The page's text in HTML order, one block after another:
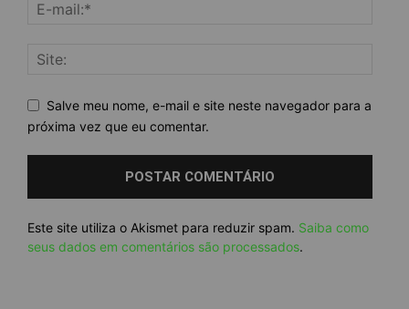
Salve meu nome, e-mail e site neste navegador para a
próxima vez que eu comentar.
Este site utiliza o Akismet para reduzir spam. Saiba como
seus dados em comentários são processados.